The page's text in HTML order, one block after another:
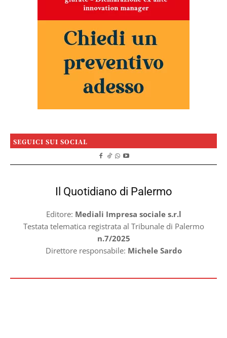
SEGUICI SUI SOCIAL
Il Quotidiano di Palermo
Editore: Mediali Impresa sociale s.r.l
Testata telematica registrata al Tribunale di Palermo
n.7/2025
Direttore responsabile: Michele Sardo